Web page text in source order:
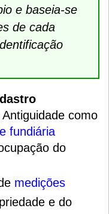
e baseia-se
de cada
como
fundiária
do
medições
e do